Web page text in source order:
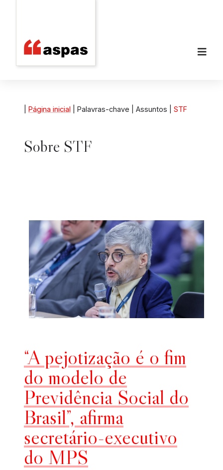
Página inicial | Palavras-chave | Assuntos | STF
Sobre STF
“A pejotização é o fim
do modelo de
Previdência Social do
Brasil”, afirma
secretário-executivo
do MPS